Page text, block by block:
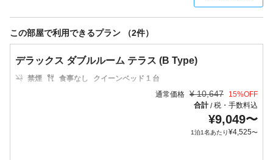
この部屋で利用できるプラン （2件）
デラックス ダブルルーム テラス (B Type)
禁煙 食事なし
クイーンベッド 1 台
通常価格 ¥ 10,647 15%OFF
合計/税・手数料込
¥9,049〜
1泊1名あたり¥4,525〜